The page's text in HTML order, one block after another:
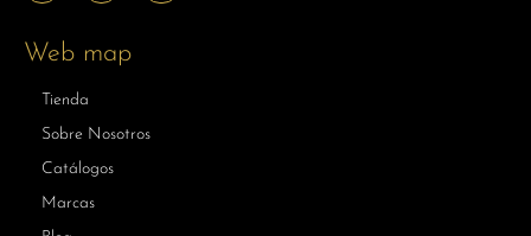
Web map
Tienda
Sobre Nosotros
Catálogos
Marcas